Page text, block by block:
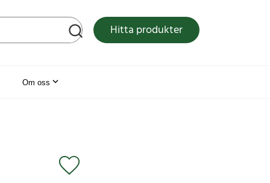
Hitta produkter
Om oss